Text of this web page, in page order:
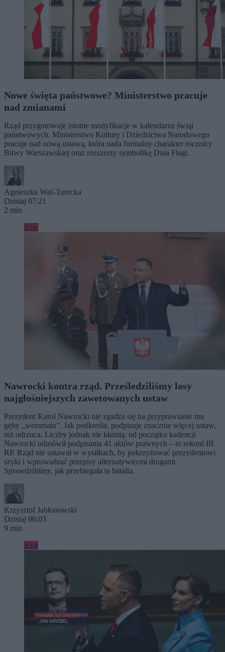
Nowe święta państwowe? Ministerstwo pracuje
nad zmianami
Rząd przygotowuje istotne modyfikacje w kalendarzu świąt
państwowych. Ministerstwo Kultury i Dziedzictwa Narodowego
pracuje nad nową ustawą, która nada formalny charakter rocznicy
Bitwy Warszawskiej oraz rozszerzy symbolikę Dnia Flagi.
Agnieszka Waś-Turecka
Dzisiaj 07:21
2 min
Kraj
Nawrocki kontra rząd. Prześledziliśmy losy
najgłośniejszych zawetowanych ustaw
Prezydent Karol Nawrocki nie zgadza się na przyprawianie mu
gęby „wetomatu”. Jak podkreśla, podpisuje znacznie więcej ustaw,
niż odrzuca. Liczby jednak nie kłamią: od początku kadencji
Nawrocki odmówił podpisania 41 aktów prawnych – to rekord III
RP. Rząd nie ustawał w wysiłkach, by pokrzyżować prezydentowi
szyki i wprowadzać przepisy alternatywnymi drogami.
Sprawdziliśmy, jak przebiegała ta batalia.
Krzysztof Jabłonowski
Dzisiaj 06:03
9 min
Kraj